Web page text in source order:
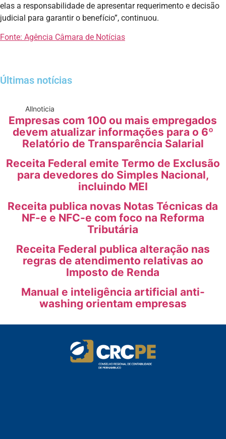
elas a responsabilidade de apresentar requerimento e decisão
judicial para garantir o benefício”, continuou.
Fonte: Agência Câmara de Notícias
Últimas notícias
Allnoticia
Empresas com 100 ou mais empregados
devem atualizar informações para o 6º
Relatório de Transparência Salarial
Receita Federal emite Termo de Exclusão
para devedores do Simples Nacional,
incluindo MEI
Receita publica novas Notas Técnicas da
NF-e e NFC-e com foco na Reforma
Tributária
Receita Federal publica alteração nas
regras de atendimento relativas ao
Imposto de Renda
Manual e inteligência artificial anti-
washing orientam empresas